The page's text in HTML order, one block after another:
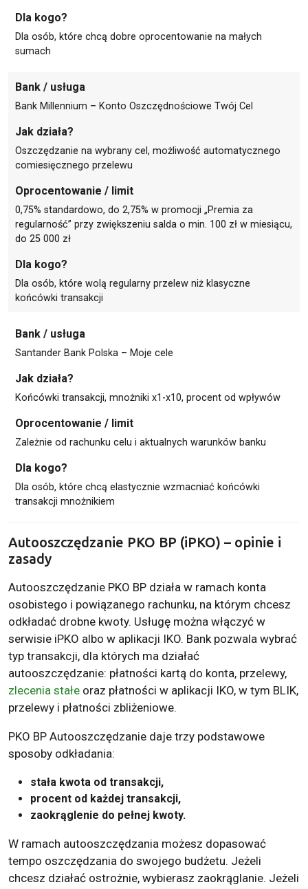
Dla kogo?
Dla osób, które chcą dobre oprocentowanie na małych
sumach
Bank / usługa
Bank Millennium – Konto Oszczędnościowe Twój Cel
Jak działa?
Oszczędzanie na wybrany cel, możliwość automatycznego
comiesięcznego przelewu
Oprocentowanie / limit
0,75% standardowo, do 2,75% w promocji „Premia za
regularność” przy zwiększeniu salda o min. 100 zł w miesiącu,
do 25 000 zł
Dla kogo?
Dla osób, które wolą regularny przelew niż klasyczne
końcówki transakcji
Bank / usługa
Santander Bank Polska – Moje cele
Jak działa?
Końcówki transakcji, mnożniki x1-x10, procent od wpływów
Oprocentowanie / limit
Zależnie od rachunku celu i aktualnych warunków banku
Dla kogo?
Dla osób, które chcą elastycznie wzmacniać końcówki
transakcji mnożnikiem
Autooszczędzanie PKO BP (iPKO) – opinie i
zasady
Autooszczędzanie PKO BP działa w ramach konta
osobistego i powiązanego rachunku, na którym chcesz
odkładać drobne kwoty. Usługę można włączyć w
serwisie iPKO albo w aplikacji IKO. Bank pozwala wybrać
typ transakcji, dla których ma działać
autooszczędzanie: płatności kartą do konta, przelewy,
zlecenia stałe oraz płatności w aplikacji IKO, w tym BLIK,
przelewy i płatności zbliżeniowe.
PKO BP Autooszczędzanie daje trzy podstawowe
sposoby odkładania:
stała kwota od transakcji,
procent od każdej transakcji,
zaokrąglenie do pełnej kwoty.
W ramach autooszczędzania możesz dopasować
tempo oszczędzania do swojego budżetu. Jeżeli
chcesz działać ostrożnie, wybierasz zaokrąglanie. Jeżeli